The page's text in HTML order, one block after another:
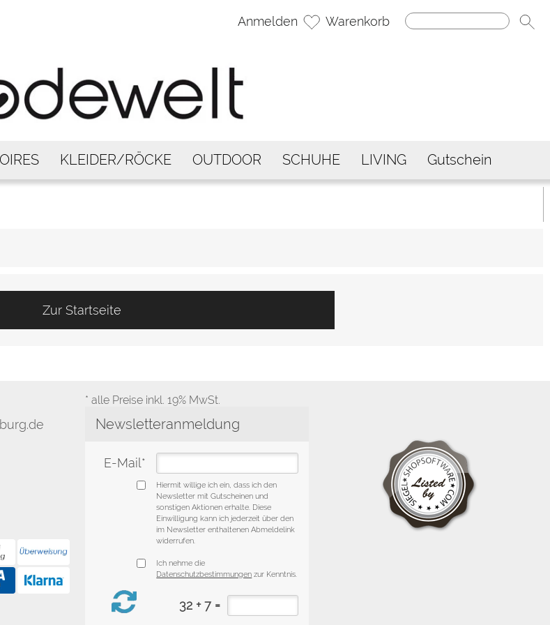
Anmelden Warenkorb
KLEIDER/RÖCKE OUTDOOR SCHUHE LIVING Gutschein
Zur Startseite
* alle Preise inkl. 19% MwSt.